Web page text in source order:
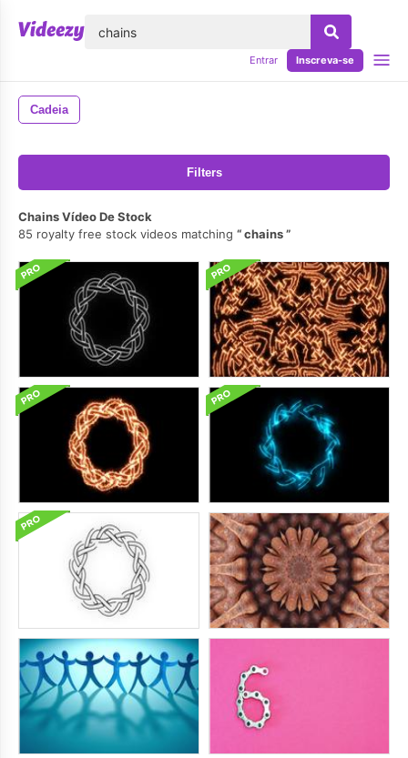
Entrar Inscreva-se
Cadeia
Filters
Chains Vídeo De Stock
85 royalty free stock videos matching
chains